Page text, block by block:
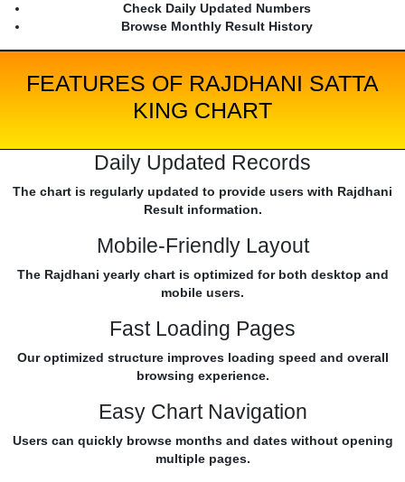
Check Daily Updated Numbers
Browse Monthly Result History
FEATURES OF RAJDHANI SATTA
KING CHART
Daily Updated Records
The chart is regularly updated to provide users with Rajdhani
Result information.
Mobile-Friendly Layout
The Rajdhani yearly chart is optimized for both desktop and
mobile users.
Fast Loading Pages
Our optimized structure improves loading speed and overall
browsing experience.
Easy Chart Navigation
Users can quickly browse months and dates without opening
multiple pages.